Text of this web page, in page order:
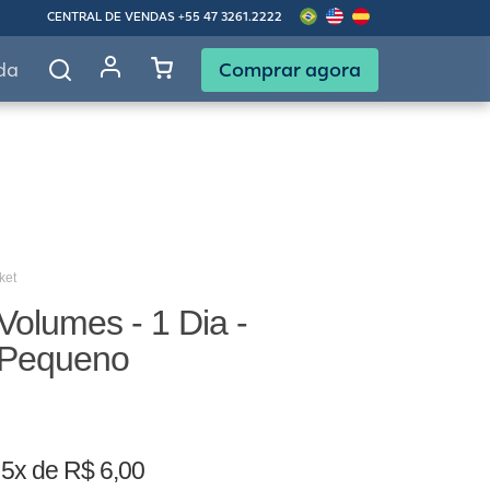
CENTRAL DE VENDAS +55 47 3261.2222
Comprar agora
- 1 Dia -
5x de R$ 6,00